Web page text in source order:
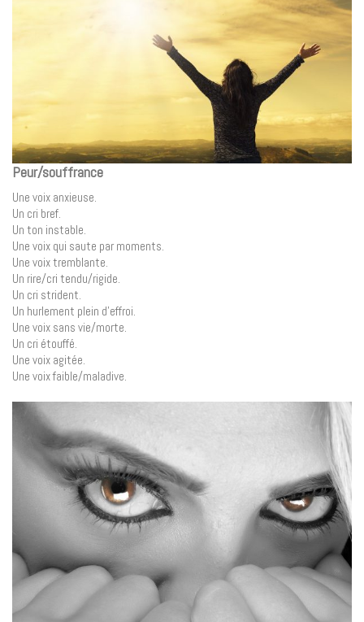
Peur/souffrance
Une voix anxieuse.
Un cri bref.
Un ton instable.
Une voix qui saute par moments.
Une voix tremblante.
Un rire/cri tendu/rigide.
Un cri strident.
Un hurlement plein d’effroi.
Une voix sans vie/morte.
Un cri étouffé.
Une voix agitée.
Une voix faible/maladive.